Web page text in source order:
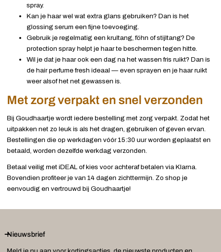
spray.
Kan je haar wel wat extra glans gebruiken? Dan is het
glossing serum een fijne toevoeging.
Gebruik je regelmatig een krultang, föhn of stijltang? De
protection spray helpt je haar te beschermen tegen hitte.
Wil je dat je haar ook een dag na het wassen fris ruikt? Dan is
de hair perfume fresh ideaal — even sprayen en je haar ruikt
weer alsof het net gewassen is.
Met zorg verpakt en snel verzonden
Bij Goudhaartje wordt iedere bestelling met zorg verpakt. Zodat het
uitpakken net zo leuk is als het dragen, gebruiken of geven ervan.
Bestellingen die op werkdagen vóór 15:30 uur worden geplaatst en
betaald, worden dezelfde werkdag verzonden.
Betaal veilig met iDEAL of kies voor achteraf betalen via Klarna.
Bovendien profiteer je van 14 dagen zichttermijn. Zo shop je
eenvoudig en vertrouwd bij Goudhaartje!
Nieuwsbrief